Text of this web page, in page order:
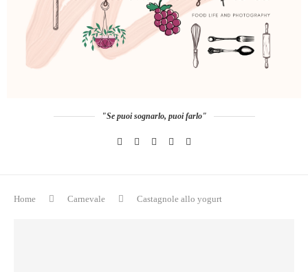
"Se puoi sognarlo, puoi farlo"
Home Carnevale Castagnole allo yogurt